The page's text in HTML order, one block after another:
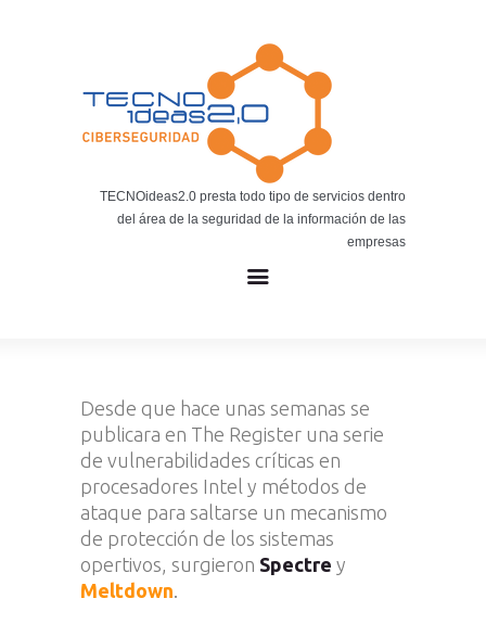
TECNOideas2.0 presta todo tipo de servicios dentro
del área de la seguridad de la información de las
empresas
BLOG TECNOIDEAS
Noticias tecnológicas.
Desde que hace unas semanas se
publicara en The Register una serie
de vulnerabilidades críticas en
procesadores Intel y métodos de
ataque para saltarse un mecanismo
de protección de los sistemas
opertivos, surgieron Spectre y
Meltdown.